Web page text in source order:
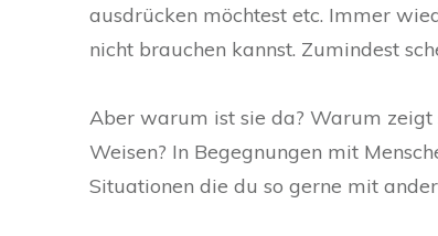
ausdrücken möchtest etc. Immer
nicht brauchen kannst. Zumindest
Aber warum ist sie da? Warum
Weisen? In Begegnungen mit
Situationen die du so gerne mit